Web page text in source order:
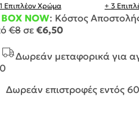
Επιπλέον Χρώμα
+ 3
BOX NOW: Κόστος
€8σε €6,50
Δωρεάν μεταφορικά για
Δωρεάν επιστροφές εντός